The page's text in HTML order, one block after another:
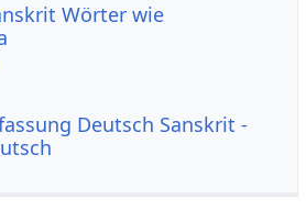
Wörter wie
Deutsch Sanskrit -